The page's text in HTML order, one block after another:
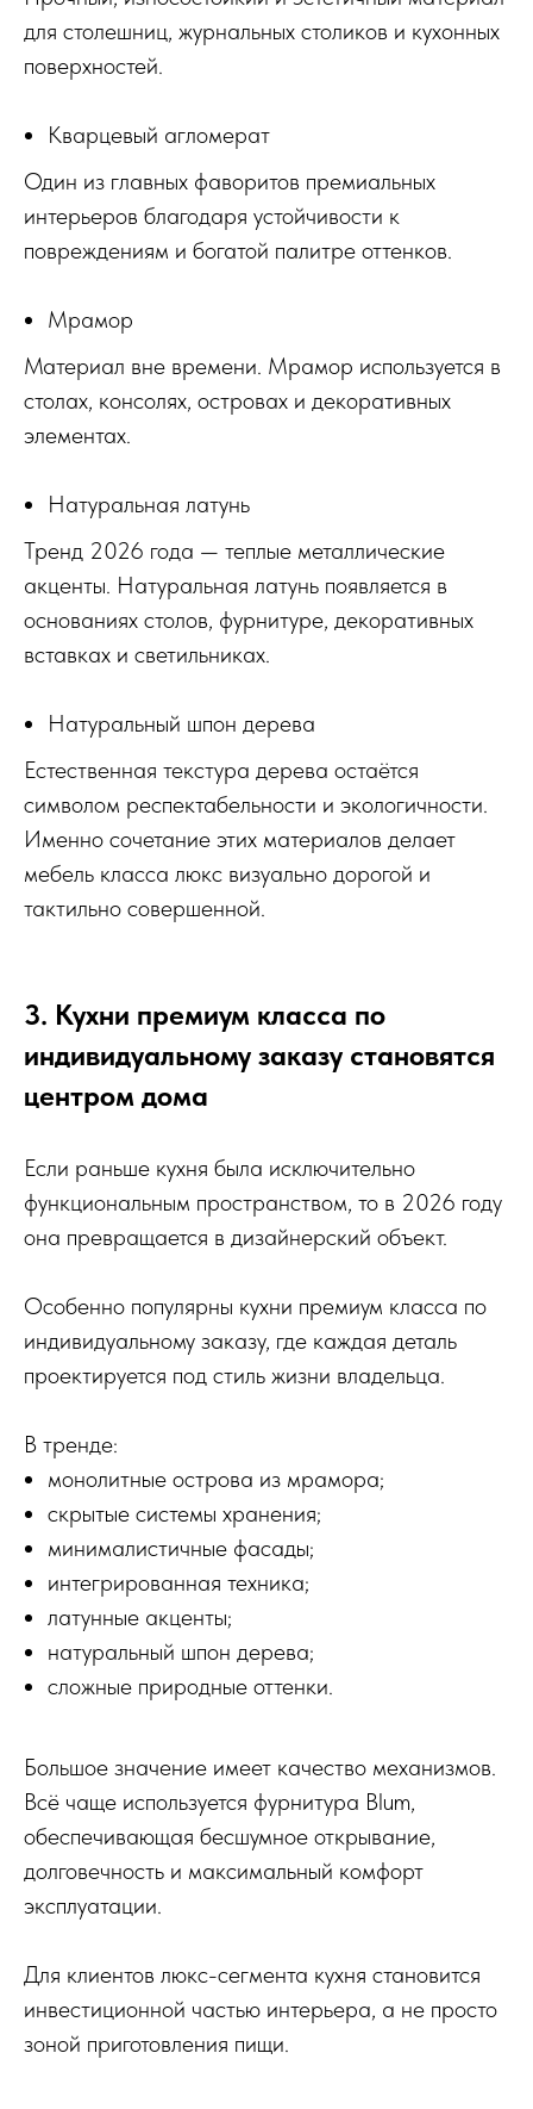
для столешниц, журнальных столиков и кухонных
поверхностей.
Кварцевый агломерат
Один из главных фаворитов премиальных
интерьеров благодаря устойчивости к
повреждениям и богатой палитре оттенков.
Мрамор
Материал вне времени. Мрамор используется в
столах, консолях, островах и декоративных
элементах.
Натуральная латунь
Тренд 2026 года — теплые металлические
акценты. Натуральная латунь появляется в
основаниях столов, фурнитуре, декоративных
вставках и светильниках.
Натуральный шпон дерева
Естественная текстура дерева остаётся
символом респектабельности и экологичности.
Именно сочетание этих материалов делает
мебель класса люкс визуально дорогой и
тактильно совершенной.
3. Кухни премиум класса по
индивидуальному заказу становятся
центром дома
Если раньше кухня была исключительно
функциональным пространством, то в 2026 году
она превращается в дизайнерский объект.
Особенно популярны кухни премиум класса по
индивидуальному заказу, где каждая деталь
проектируется под стиль жизни владельца.
В тренде:
монолитные острова из мрамора;
скрытые системы хранения;
минималистичные фасады;
интегрированная техника;
латунные акценты;
натуральный шпон дерева;
сложные природные оттенки.
Большое значение имеет качество механизмов.
Всё чаще используется фурнитура Blum,
обеспечивающая бесшумное открывание,
долговечность и максимальный комфорт
эксплуатации.
Для клиентов люкс-сегмента кухня становится
инвестиционной частью интерьера, а не просто
зоной приготовления пищи.